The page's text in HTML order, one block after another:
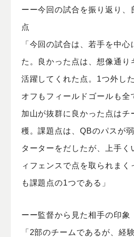
ーー今回の試合を振り返り、
点
「今回の試合は、若手を中
た。良かった点は、想像通り
活躍してくれた点。1つ外し
オフもフィールドゴールも全
加山が抜群に良かった点はチ
穫。課題点は、QBのパスが
ターターをだしたが、上手く
ィフェンスで点を取られまく
も課題点の1つである」
ーー監督から見た相手の印象
「2部のチームであるが、経